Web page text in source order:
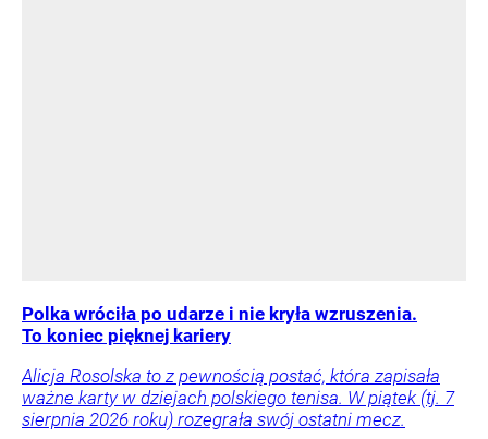
Polka wróciła po udarze i nie kryła wzruszenia.
To koniec pięknej kariery
Alicja Rosolska to z pewnością postać, która zapisała
ważne karty w dziejach polskiego tenisa. W piątek (tj. 7
sierpnia 2026 roku) rozegrała swój ostatni mecz.